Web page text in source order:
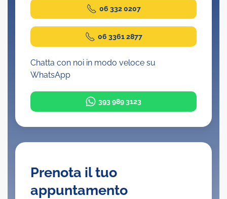
06 332 0207
06 3361 2877
Chatta con noi in modo veloce su
WhatsApp
393 989 3123
Prenota il tuo
appuntamento